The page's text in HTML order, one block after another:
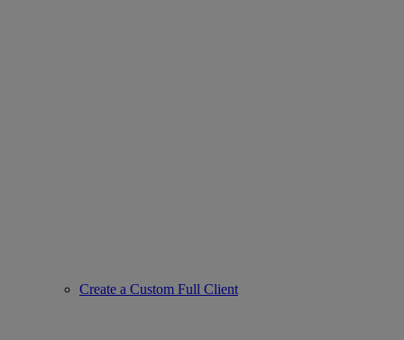
Create a Custom Full Client